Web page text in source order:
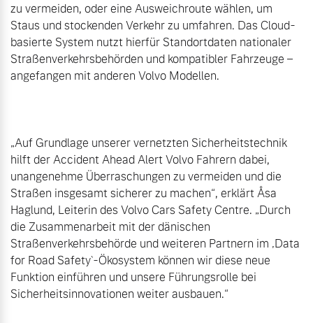
zu vermeiden, oder eine Ausweichroute wählen, um
Staus und stockenden Verkehr zu umfahren. Das Cloud-
basierte System nutzt hierfür Standortdaten nationaler
Straßenverkehrsbehörden und kompatibler Fahrzeuge –
angefangen mit anderen Volvo Modellen.
„Auf Grundlage unserer vernetzten Sicherheitstechnik
hilft der Accident Ahead Alert Volvo Fahrern dabei,
unangenehme Überraschungen zu vermeiden und die
Straßen insgesamt sicherer zu machen“, erklärt Åsa
Haglund, Leiterin des Volvo Cars Safety Centre. „Durch
die Zusammenarbeit mit der dänischen
Straßenverkehrsbehörde und weiteren Partnern im ‚Data
for Road Safety`-Ökosystem können wir diese neue
Funktion einführen und unsere Führungsrolle bei
Sicherheitsinnovationen weiter ausbauen.“